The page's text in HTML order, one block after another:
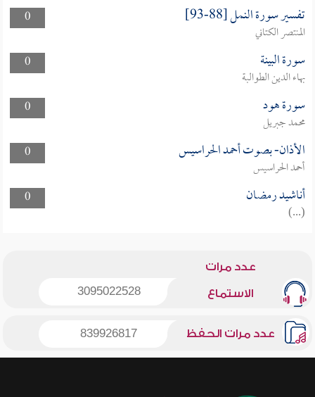
0
تفسير سورة النمل [88-93]
المنتصر الكتاني
0
سورة البينة
بهاء الدين الطوالبة
0
سورة هود
محمد جبريل
0
الأذان- بصوت أحمد الحراسيس
أحمد الحراسيس
0
أناشيد رمضان
(...)
عدد مرات
الاستماع 3095022528
عدد مرات الحفظ 839926817